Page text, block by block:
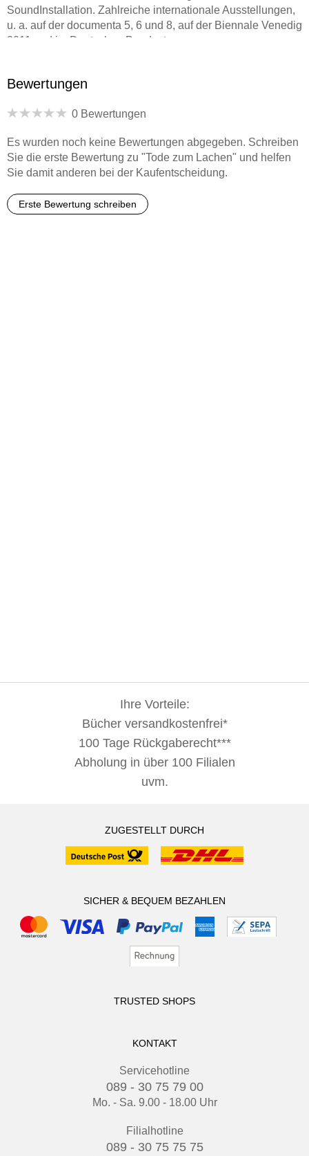
SoundInstallation. Zahlreiche internationale Ausstellungen,
u. a. auf der documenta 5, 6 und 8, auf der Biennale Venedig
2011 und im Deutschen Bundestag.
führt seit 2004 das Valentin-Karlstadt-Musäum in München.
Bewertungen
0 Bewertungen
Es wurden noch keine Bewertungen abgegeben. Schreiben
Sie die erste Bewertung zu "Tode zum Lachen" und helfen
Sie damit anderen bei der Kaufentscheidung.
Erste Bewertung schreiben
Ihre Vorteile:
Bücher versandkostenfrei*
100 Tage Rückgaberecht***
Abholung in über 100 Filialen
uvm.
ZUGESTELLT DURCH
SICHER & BEQUEM BEZAHLEN
TRUSTED SHOPS
KONTAKT
Servicehotline
089 - 30 75 79 00
Mo. - Sa. 9.00 - 18.00 Uhr
Filialhotline
089 - 30 75 75 75